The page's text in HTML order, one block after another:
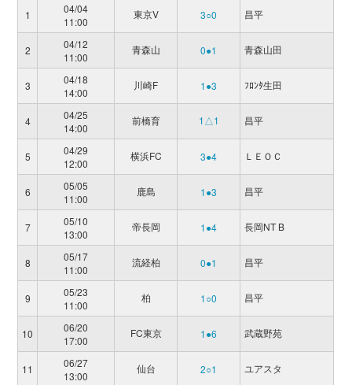
1
04/04
11:00
東京V 3○0 昌平
2
04/12
11:00
青森山 0●1 青森山田
3
04/18
14:00
川崎F 1●3 ﾌﾛﾝﾀ生田
4
04/25
14:00
前橋育 1△1 昌平
5
04/29
12:00
横浜FC 3●4 ＬＥＯＣ
6
05/05
11:00
鹿島 1●3 昌平
7
05/10
13:00
帝長岡 1●4 長岡NT B
8
05/17
11:00
流経柏 0●1 昌平
9
05/23
11:00
柏 1○0 昌平
10
06/20
17:00
FC東京 1●6 武蔵野苑
11
06/27
13:00
仙台 2○1 ユアスタ